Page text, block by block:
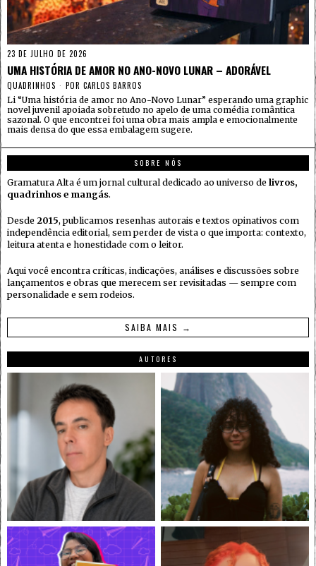
23 DE JULHO DE 2026
UMA HISTÓRIA DE AMOR NO ANO-NOVO LUNAR – ADORÁVEL
QUADRINHOS POR CARLOS BARROS
Li “Uma história de amor no Ano-Novo Lunar” esperando uma graphic
novel juvenil apoiada sobretudo no apelo de uma comédia romântica
sazonal. O que encontrei foi uma obra mais ampla e emocionalmente
mais densa do que essa embalagem sugere.
SOBRE NÓS
Gramatura Alta é um jornal cultural dedicado ao universo de livros,
quadrinhos e mangás.
Desde 2015, publicamos resenhas autorais e textos opinativos com
independência editorial, sem perder de vista o que importa: contexto,
leitura atenta e honestidade com o leitor.
Aqui você encontra críticas, indicações, análises e discussões sobre
lançamentos e obras que merecem ser revisitadas — sempre com
personalidade e sem rodeios.
SAIBA MAIS →
AUTORES